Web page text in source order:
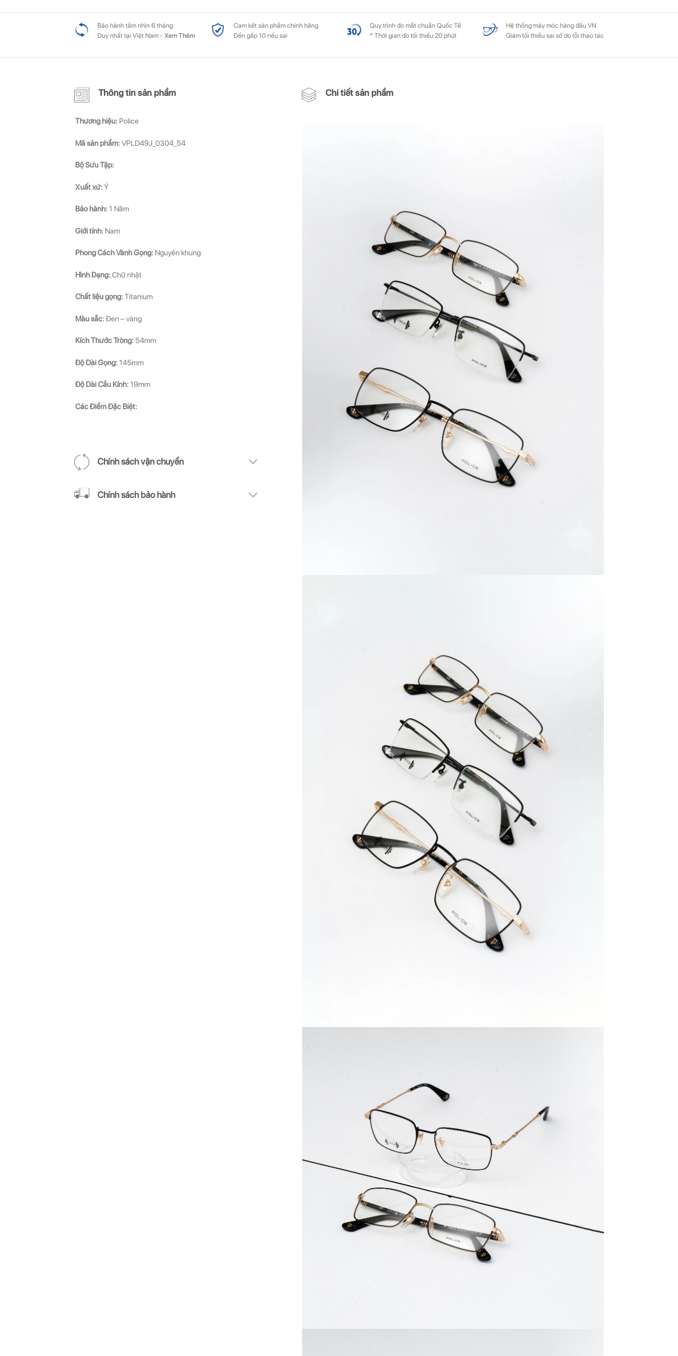
Bảo hành tầm nhìn 6 tháng
Duy nhất tại Việt Nam - Xem Thêm
Cam kết sản phẩm chính hãng
Đền gấp 10 nếu sai
Quy trình đo mắt chuẩn Quốc Tế
* Thời gian đo tối thiểu 20 phút
Hệ thống máy móc hàng đầu VN
Giảm tối thiểu sai số do lỗi thao tác
Thông tin sản phẩm
Thương hiệu: Police
Mã sản phẩm:VPLD49J_0304_54
Bộ Sưu Tập:
Xuất xứ:Ý
Bảo hành:1 Năm
Giới tính: Nam
Phong Cách Vành Gọng: Nguyên khung
Hình Dạng:Chữ nhật
Chất liệu gọng:Titanium
Màu sắc:Đen – vàng
Kích Thước Tròng: 54mm
Độ Dài Gọng:145mm
Độ Dài Cầu Kính:19mm
Các Điểm Đặc Biệt:
Chính sách vận chuyển
Chính sách bảo hành
Chi tiết sản phẩm